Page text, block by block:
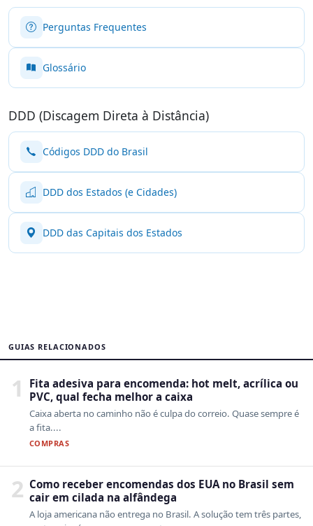
Perguntas Frequentes
Glossário
DDD (Discagem Direta à Distância)
Códigos DDD do Brasil
DDD dos Estados (e Cidades)
DDD das Capitais dos Estados
GUIAS RELACIONADOS
1
Fita adesiva para encomenda: hot melt, acrílica ou
PVC, qual fecha melhor a caixa
Caixa aberta no caminho não é culpa do correio. Quase sempre é
a fita....
COMPRAS
2 Como receber encomendas dos EUA no Brasil sem
cair em cilada na alfândega
A loja americana não entrega no Brasil. A solução tem três partes,